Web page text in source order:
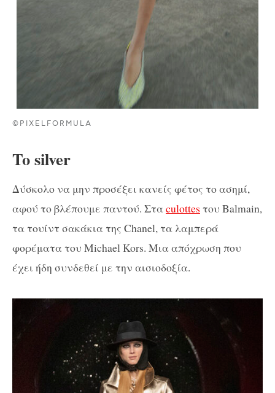
©PIXELFORMULA
To silver
Δύσκολο να μην προσέξει κανείς φέτος το ασημί,
αφού το βλέπουμε παντού. Σταculottes του Balmain,
τα τουίντ σακάκια της Chanel, τα λαμπερά
φορέματα του Michael Kors. Μια απόχρωση που
έχει ήδη συνδεθεί με την αισιοδοξία.